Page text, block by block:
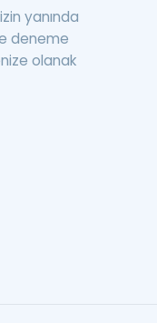
yanında
deneme
olanak